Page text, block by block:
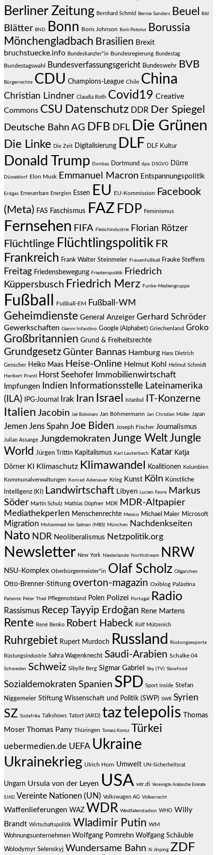
Berliner Zeitung Bernhard Schmid Bernie Sanders Beuel Bild
Blätter BND Bonn Boris Johnson Boris Pistorius
Borussia
Mönchengladbach Brasilien Brexit
bruchstuecke.info Bundeskanzler*in Bundesregierung Bundestag
Bundestagswahl Bundesverfassungsgericht Bundeswehr BVB
Bürgerrechte CDU Champions-League Chile China
Christian Lindner Claudia Roth Covid19 Creative
Commons CSU Datenschutz DDR Der Spiegel
Deutsche Bahn AG DFB DFL Die Grünen
Die Linke Die Zeit Digitalisierung DLF DLF Kultur
Donald Trump Donbas Dortmund dpa DSGVO Dürre
Düsseldorf Elon Musk Emmanuel Macron Entspannungspolitik
Erdgas Erneuerbare Energien Essen EU EU-Kommission
Facebook
(Meta) FAS Faschismus FAZ FDP Feminismus
Fernsehen FIFA Fleischindustrie Florian Rötzer
Flüchtlinge Flüchtlingspolitik FR
Frankreich Frank Walter Steinmeier Frauenfußball Frauke Steffens
Freitag Friedensbewegung Friedenspolitik
Friedrich
Küppersbusch Friedrich Merz Funke-Mediengruppe
Fußball Fußball-EM Fußball-WM
Geheimdienste General Anzeiger Gerhard Schröder
Gewerkschaften Gianni Infantino Google (Alphabet) Griechenland Groko
Großbritannien Grund & Freiheitsrechte
Grundgesetz Günter Bannas Hamburg Hans Dietrich
Genscher Heiko Maas Heise-Online Helmut Kohl Helmut Schmidt
Heribert Prantl Horst Seehofer Immobilienwirtschaft
Impfungen Indien Informationsstelle Lateinamerika
(ILA)
IPG-Journal Irak Iran Israel Istanbul IT-Konzerne
Italien Jacobin Jair Bolsonaro Jan Böhmermann Jan Christian Müller Japan
Jemen Jens Spahn Joe Biden Joseph Fischer Journalismus
Julian Assange Jungdemokraten Junge WeltJungle
World Jürgen Trittin Kapitalismus Karl Lauterbach Katar Katja
Dörner KI Klimaschutz Klimawandel Koalitionen Kolumbien
Kommunalverwaltungen Konrad Adenauer Krieg Kunst Köln Künstliche
Intelligenz (KI) Landwirtschaft Libyen Lucien Favre
Markus
Söder Martin Schulz Mathias Döpfner MDR MDR-Altpapier
Mediathekperlen Menschenrechte Mexico Michael Maier Microsoft
Migration Mohammed bin Salman (MBS) München Nachdenkseiten
Nato NDR Neoliberalismus Netzpolitik.org
Newsletter New York Niederlande Northstream NRW
NSU-Komplex Oberbürgermeister*in Olaf Scholz Oligarchen
Otto-Brenner-Stiftung overton-magazin Oxiblog Palästina
Patente Peter Thiel Pflegenotstand Polen Polizei Portugal Radio
Rassismus Recep Tayyip Erdoğan Rene Martens
Rente René Benko Robert Habeck Rolf Mützenich
Ruhrgebiet Rupert Murdoch Russland Rüstungsexporte
Rüstungsindustrie Sahra Wagenknecht Saudi-Arabien Schalke 04
Schweden Schweiz Sibylle Berg Sigmar Gabriel Sky (TV) Slowfood
Sozialdemokraten Spanien SPD Sport inside Stefan
Niggemeier Stiftung Wissenschaft und Politik (SWP) SWR Syrien
SZ Südafrika Talkshows Tatort (ARD) taztelepolis
Thomas
Moser Thomas Pany Thüringen Tomasz Konicz Türkei
uebermedien.de UEFA Ukraine
Ukrainekrieg Ulrich Horn Umwelt UN-Sicherheitsrat
Ungarn Ursula von der Leyen USA ver.di Vereinigte Arabische Emirate
(UAE) Vereinte Nationen (UN) Volkswagen AG Völkerrecht
Waffenlieferungen WAZ WDR Westfalenstadion WHO Willy
Brandt Wirtschaftspolitik Wladimir Putin WM
Wohnungsunternehmen Wolfgang Pomrehn Wolfgang Schäuble
Wolodymyr Selenskyj Wundersame Bahn Xi Jinping ZDF